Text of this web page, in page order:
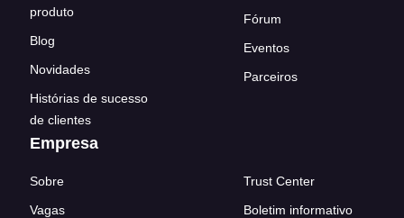
produto
Blog
Novidades
Histórias de sucesso
de clientes
Fórum
Eventos
Parceiros
Empresa
Sobre
Vagas
Trust Center
Boletim informativo